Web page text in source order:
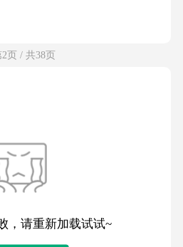
2页 / 共38页
，请重新加载试试~